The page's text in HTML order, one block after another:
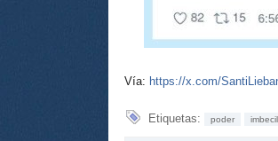
Vía: https://x.com/
Etiquetas: poder imbecil